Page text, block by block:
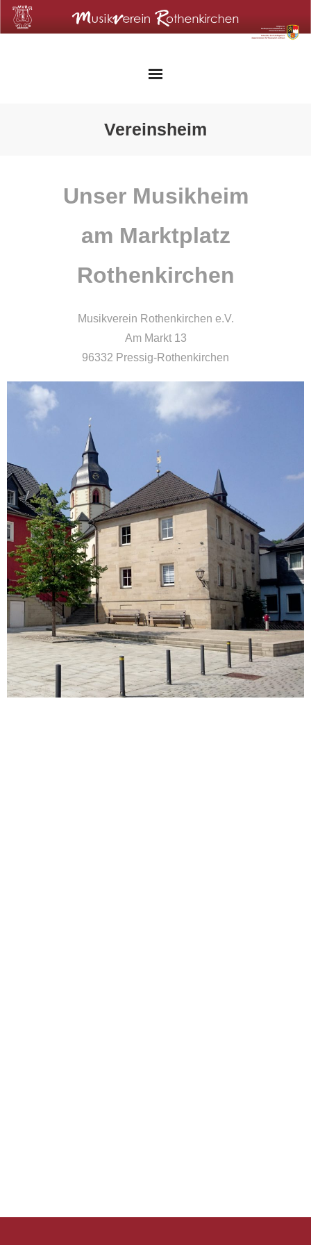
Skip
Vereinsheim
Unser Musikheim
am Marktplatz
Rothenkirchen
Musikverein Rothenkirchen e.V.
Am Markt 13
96332 Pressig-Rothenkirchen